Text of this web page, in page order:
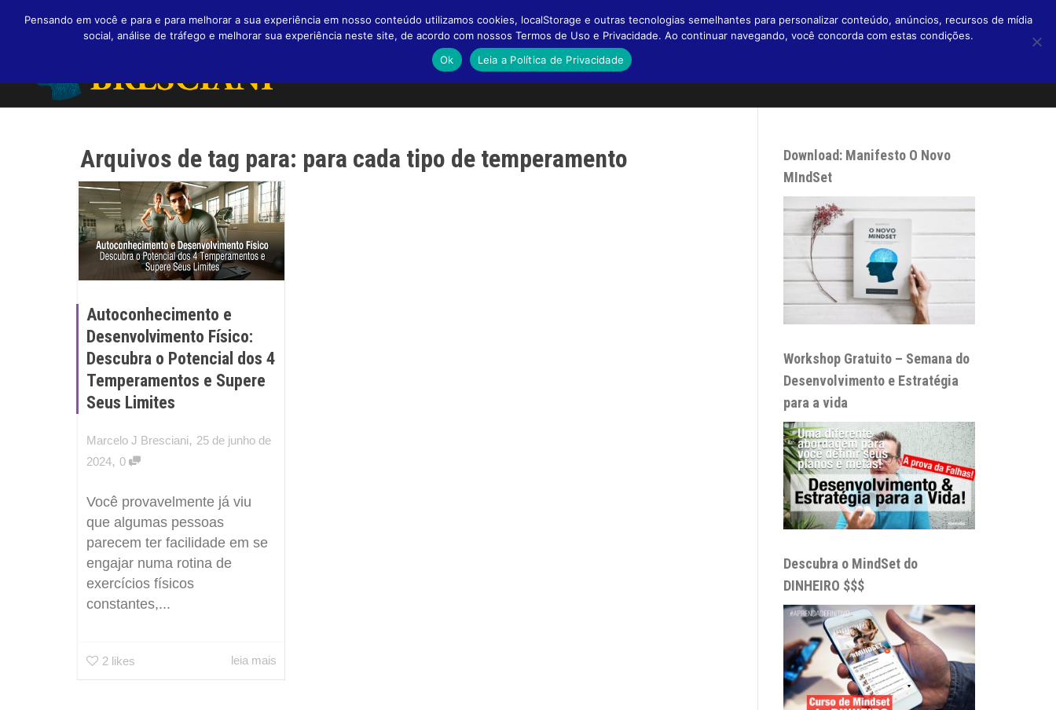
Arquivos de tag para: para cada tipo de temperamento
Autoconhecimento e
Desenvolvimento Físico:
Descubra o Potencial dos 4
Temperamentos e Supere
Seus Limites
Marcelo J Bresciani, 25 de junho de
2024, 0
Você provavelmente já viu
que algumas pessoas
parecem ter facilidade em se
engajar numa rotina de
exercícios físicos
constantes,...
2 likes leia mais
Download: Manifesto O Novo
MIndSet
Workshop Gratuito – Semana do
Desenvolvimento e Estratégia
para a vida
Descubra o MindSet do
DINHEIRO $$$
Pensando em você e para e para melhorar a sua experiência em nosso conteúdo utilizamos cookies, localStorage e outras tecnologias semelhantes para personalizar conteúdo, anúncios, recursos de mídia
social, análise de tráfego e melhorar sua experiência neste site, de acordo com nossos Termos de Uso e Privacidade. Ao continuar navegando, você concorda com estas condições.
Ok
Leia a Política de Privacidade